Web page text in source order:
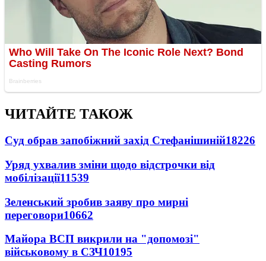
ЧИТАЙТЕ ТАКОЖ
Суд обрав запобіжний захід Стефанішиній18226
Уряд ухвалив зміни щодо відстрочки від
мобілізації11539
Зеленський зробив заяву про мирні
переговори10662
Майора ВСП викрили на "допомозі"
військовому в СЗЧ10195